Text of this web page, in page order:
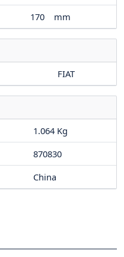
170 mm
FIAT
1.064 Kg
870830
China